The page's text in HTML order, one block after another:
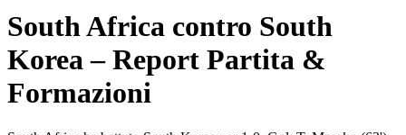
South Africa contro South
Korea – Report Partita &
Formazioni